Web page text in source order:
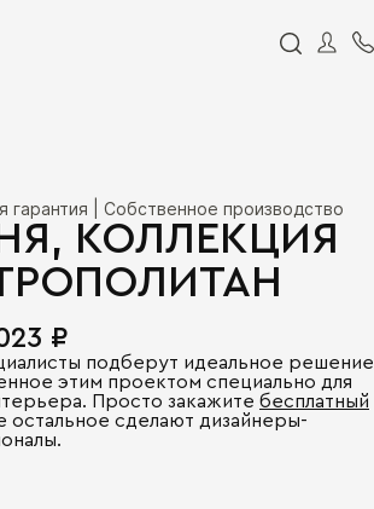
гарантия | Собственное производство
КОЛЛЕКЦИЯ
₽
подберут идеальное решение
этим проектом специально для
Просто закажите бесплатный
остальное сделают дизайнеры-